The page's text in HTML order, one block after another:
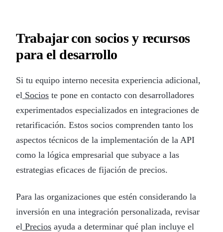
Trabajar con socios y recursos
para el desarrollo
Si tu equipo interno necesita experiencia adicional,
el Socios te pone en contacto con desarrolladores
experimentados especializados en integraciones de
retarificación. Estos socios comprenden tanto los
aspectos técnicos de la implementación de la API
como la lógica empresarial que subyace a las
estrategias eficaces de fijación de precios.
Para las organizaciones que estén considerando la
inversión en una integración personalizada, revisar
el Precios ayuda a determinar qué plan incluye el